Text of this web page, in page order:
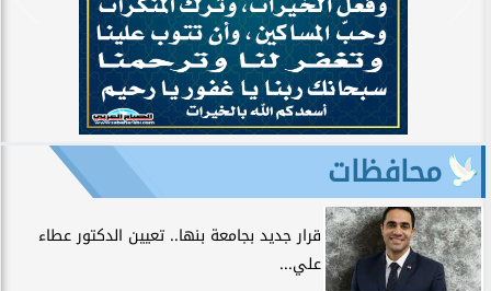
محافظات
قرار جديد بجامعة بنها.. تعيين الدكتور عطاء
علي...